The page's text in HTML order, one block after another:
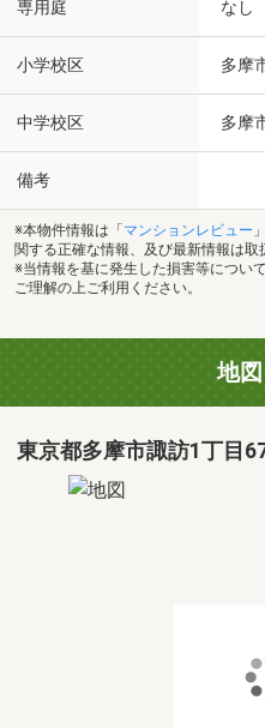
専用庭 なし
小学校区 多摩
中学校区 多摩
備考
※本物件情報は「 マンションレビュー
関する正確な情報、及び最新情報は取
※当情報を基に発生した損害等につい
ご理解の上ご利用ください。
地
東京都多摩市諏訪1丁目